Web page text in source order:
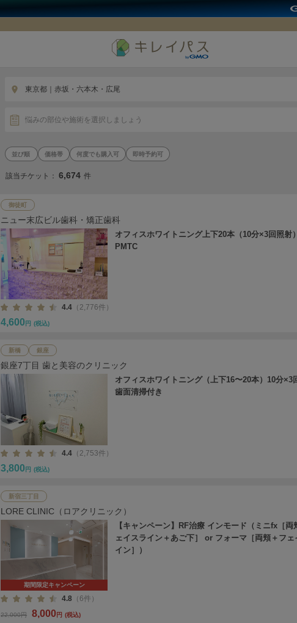
東京都｜赤坂・六本木・広尾
悩みの部位や施術を選択しましょう
価格帯 何度でも購入可 即時予約可
該当チケット：6,674 件
御徒町
ニュー末広ビル歯科・矯正歯科
オフィスホワイトニング上下20本（10分×3回照射
PMTC
4.4 （2,776件）
4,600 円 (税込)
新橋 銀座
銀座7丁目 歯と美容のクリニック
オフィスホワイトニング（上下16〜20本）10分×3
歯面清掃付き
4.4 （2,753件）
3,800 円 (税込)
新宿三丁目
LORE CLINIC（ロアクリニック）
期間限定キャンペーン
【キャンペーン】RF治療 インモード（ミニfx［両
ェイスライン＋あご下］ or フォーマ［両頬＋フェ
イン］）
4.8 （6件）
22,000円 8,000円 (税込)